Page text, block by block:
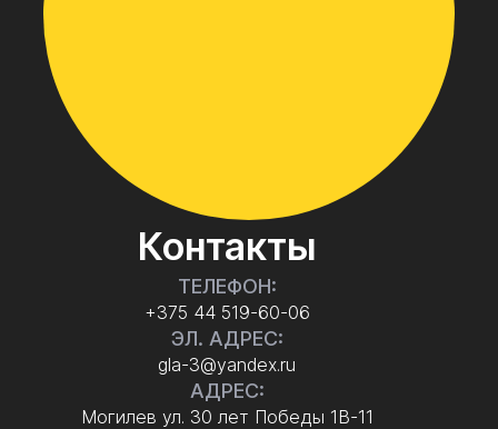
Контакты
ТЕЛЕФОН:
+375 44 519-60-06
ЭЛ. АДРЕС:
gla-3@yandex.ru
АДРЕС:
Могилев ул. 30 лет Победы 1В-11